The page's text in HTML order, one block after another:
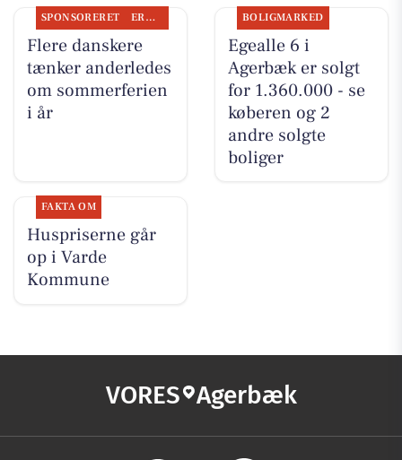
SPONSORERET ERHVERV
Flere danskere
tænker anderledes
om sommerferien
i år
BOLIGMARKED
Egealle 6 i
Agerbæk er solgt
for 1.360.000 - se
køberen og 2
andre solgte
boliger
FAKTA OM
Huspriserne går
op i Varde
Kommune
VORES Agerbæk